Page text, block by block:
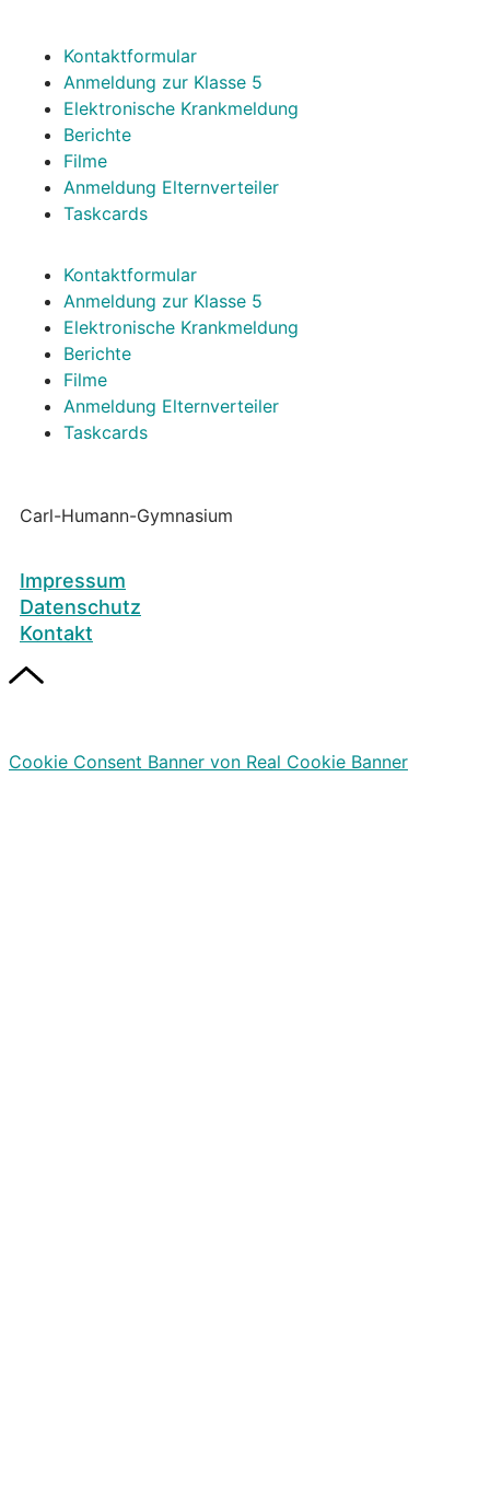
Kontaktformular
Anmeldung zur Klasse 5
Elektronische Krankmeldung
Berichte
Filme
Anmeldung Elternverteiler
Taskcards
Kontaktformular
Anmeldung zur Klasse 5
Elektronische Krankmeldung
Berichte
Filme
Anmeldung Elternverteiler
Taskcards
Carl-Humann-Gymnasium
Impressum
Datenschutz
Kontakt
Cookie Consent Banner von Real Cookie Banner